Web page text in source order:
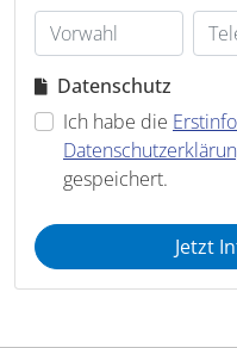
Datenschutz
Ich habe die
gespeichert.
Jetzt